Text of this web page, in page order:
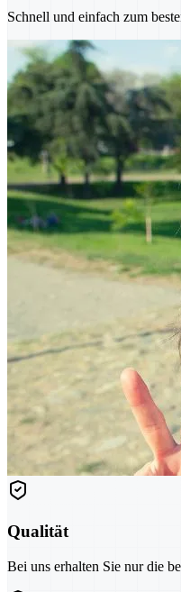
Schnell und einfach zum
Qualität
Bei uns erhalten Sie nur die